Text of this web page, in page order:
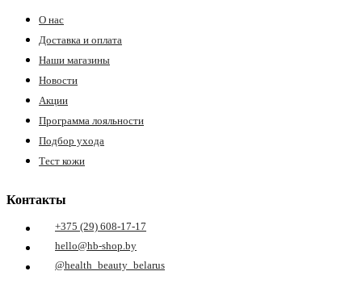
О нас
Доставка и оплата
Наши магазины
Новости
Акции
Программа лояльности
Подбор ухода
Тест кожи
Контакты
+375 (29) 608-17-17
hello@hb-shop.by
@health_beauty_belarus